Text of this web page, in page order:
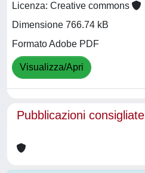
Licenza: Creative commons
Dimensione 766.74 kB
Formato Adobe PDF
Visualizza/Apri
Pubblicazioni consigliate